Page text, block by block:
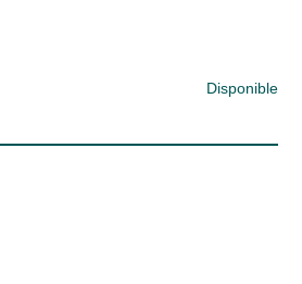
Disponible